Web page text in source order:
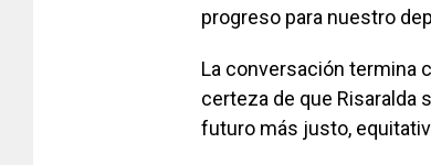
progreso para nuestro
La conversación termina
certeza de que Risaralda
futuro más justo,